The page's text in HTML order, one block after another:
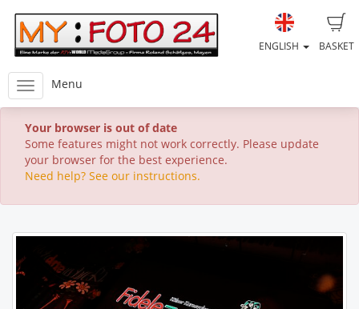
BASKET
ENGLISH
Menu
Your browser is out of date
Some features might not work correctly. Please update
your browser for the best experience.
Need help? See our instructions.